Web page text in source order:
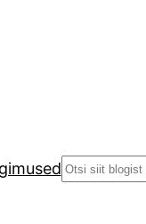
Search